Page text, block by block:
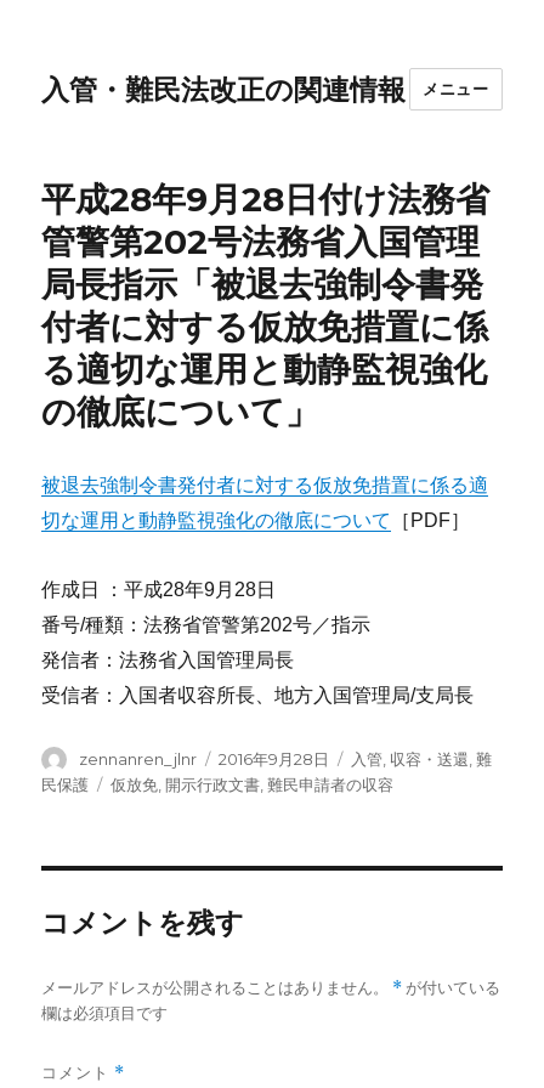
入管・難民法改正の関連情報 メニュー
平成28年9月28日付け法務省
管警第202号法務省入国管理
局長指示「被退去強制令書発
付者に対する仮放免措置に係
る適切な運用と動静監視強化
の徹底について」
被退去強制令書発付者に対する仮放免措置に係る適
切な運用と動静監視強化の徹底について
［PDF］
作成日 ：平成28年9月28日
番号/種類：法務省管警第202号／指示
発信者：法務省入国管理局長
受信者：入国者収容所長、地方入国管理局/支局長
投
稿
zennanren_jlnr
投
稿
2016年9月28日
カ
テ
入管 収容・送還 ,難
民保護
タ
仮放免 開示行政文書 ,難民申請者の収容
コメントを残す
メールアドレスが公開されることはありません。 * が付いている
欄は必須項目です
コメント *